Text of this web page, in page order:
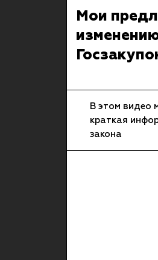
Мои
В этом видео
краткая
закона